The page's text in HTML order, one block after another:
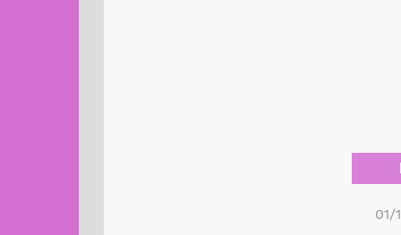
01/